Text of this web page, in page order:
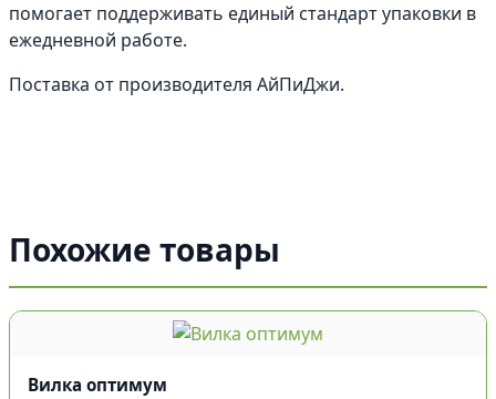
помогает поддерживать единый стандарт упаковки в
ежедневной работе.
Поставка от производителя АйПиДжи.
Похожие товары
Вилка оптимум